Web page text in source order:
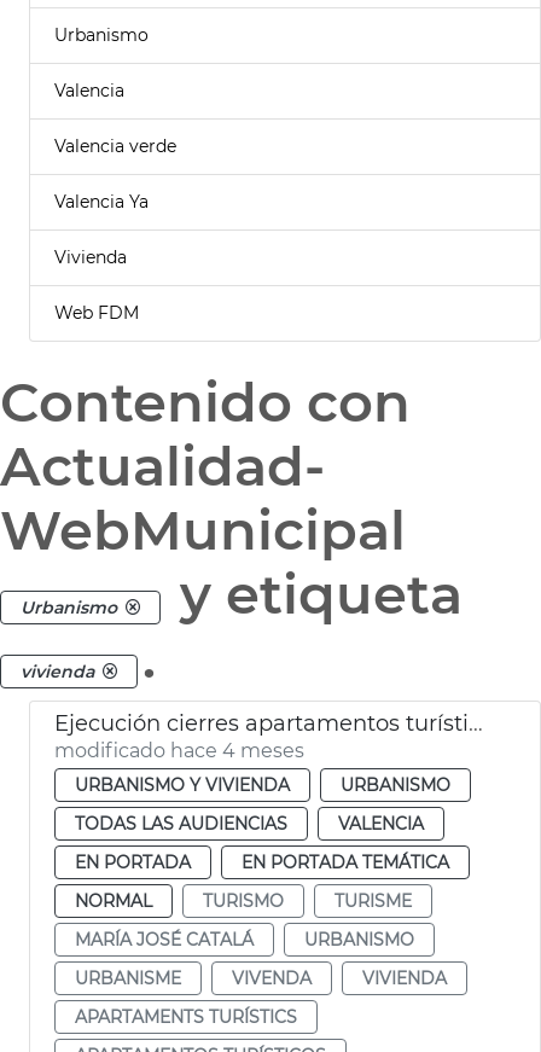
Urbanismo
Valencia
Valencia verde
Valencia Ya
Vivienda
Web FDM
Contenido con
Actualidad-
WebMunicipal
Urbanismo y etiqueta
vivienda .
Ejecución cierres apartamentos turísticos ilegales
modificado hace 4 meses
URBANISMO Y VIVIENDA
URBANISMO
TODAS LAS AUDIENCIAS
VALENCIA
EN PORTADA
EN PORTADA TEMÁTICA
NORMAL
TURISMO
TURISME
MARÍA JOSÉ CATALÁ
URBANISMO
URBANISME
VIVENDA
VIVIENDA
APARTAMENTS TURÍSTICS